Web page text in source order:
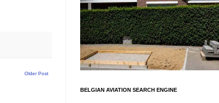
Older Post
BELGIAN AVIATION SEARCH ENGINE